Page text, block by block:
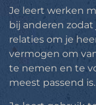
Je leert werken
bij anderen
relaties om je
vermogen om
te nemen en te
meest passend is.